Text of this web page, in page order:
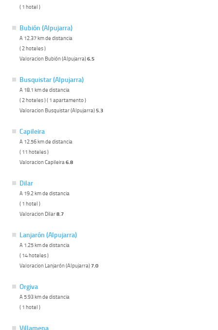
( 1 hotel )
Bubión (Alpujarra)
A 12.37 km de distancia
( 2 hoteles )
Valoracion Bubión (Alpujarra)6.5
Busquistar (Alpujarra)
A 18.1 km de distancia
( 2 hoteles ) ( 1 apartamento )
Valoracion Busquistar (Alpujarra)5.3
Capileira
A 12.56 km de distancia
( 11 hoteles )
Valoracion Capileira6.8
Dilar
A 19.2 km de distancia
( 1 hotel )
Valoracion Dilar8.7
Lanjarón (Alpujarra)
A 1.25 km de distancia
( 14 hoteles )
Valoracion Lanjarón (Alpujarra)7.0
Orgiva
A 5.93 km de distancia
( 1 hotel )
Villamena